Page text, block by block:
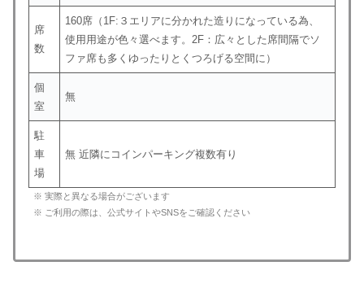
席
数
160席（1F:３エリアに分かれた造りになっている為、
使用用途が色々選べます。2F：広々とした席間隔でソ
ファ席も多くゆったりとくつろげる空間に）
個
室
無
駐
車
場
無 近隣にコインパーキング複数有り
※ 実際と異なる場合がございます
※ ご利用の際は、公式サイトやSNSをご確認ください